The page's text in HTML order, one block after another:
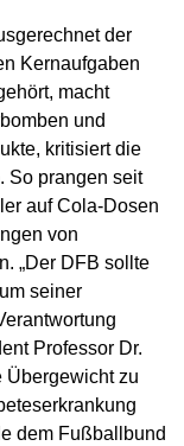
der
Kernaufgaben
macht
und
kritisiert die
So prangen seit
auf Cola-Dosen
von
„Der DFB sollte
seiner
Professor Dr.
Übergewicht zu
dem Fußballbund